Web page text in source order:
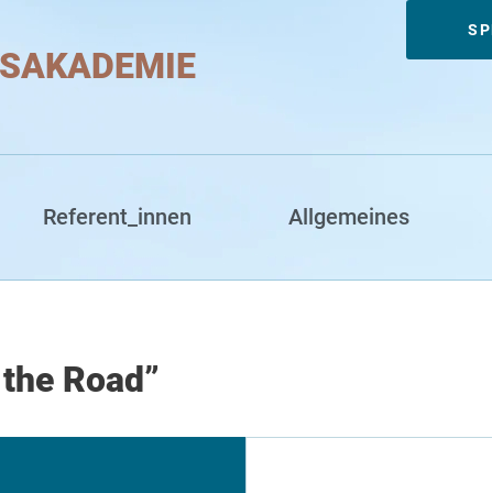
Referent_innen Allgemeines
Road”